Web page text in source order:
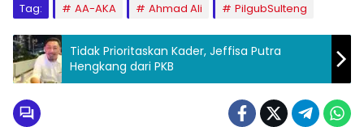
Tag: AA-AKA Ahmad Ali PilgubSulteng
Tidak Prioritaskan Kader, Jeffisa Putra
Hengkang dari PKB